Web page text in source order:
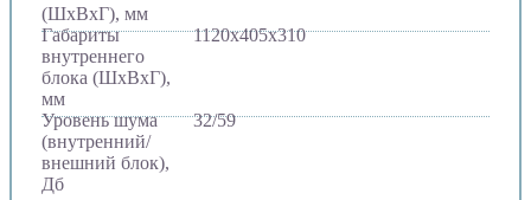
(ШхВхГ), мм
Габариты
внутреннего
блока (ШхВхГ),
мм
1120х405х310
Уровень шума
(внутренний/
внешний блок),
Дб
32/59